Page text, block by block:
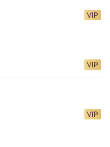
VIP
VIP
VIP